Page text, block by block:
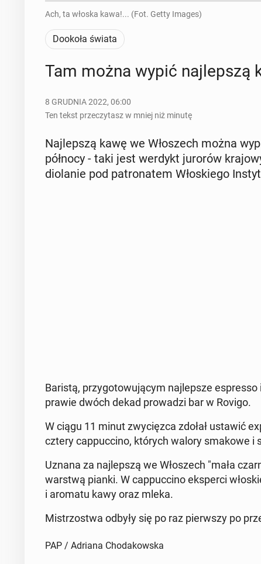
Ach, ta włoska kawa!... (Fot. Getty Images)
Dookoła świata
Tam można wypić naj­lep­szą
8 GRUDNIA 2022, 06:00
Ten tekst przeczytasz w mniej niż minutę
Naj­lep­szą kawę we Wło­szech można
północy - taki jest werdykt jurorów
dio­la­nie pod pa­tro­na­tem Wło­skie­go
Baristą, przy­go­to­wu­ją­cym naj­lep­sze
prawie dwóch dekad pro­wa­dzi bar w Rovigo.
W ciągu 11 minut zwy­cięz­ca zdołał ustawić
cztery cap­puc­ci­no, których walory smakowe i
Uznana za naj­lep­szą we Wło­szech "mała
warstwą pianki. W cap­puc­ci­no eks­per­ci
i aromatu kawy oraz mleka.
Mi­strzo­stwa odbyły się po raz pierw­szy po
PAP / Adriana Chodakowska